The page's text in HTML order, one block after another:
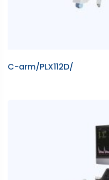
C-arm/PLX112D/